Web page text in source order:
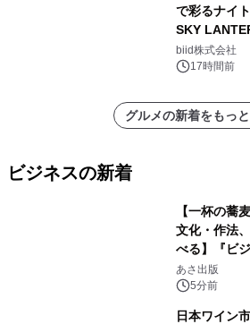
で彩るナイ
SKY
日(土)振替開
biid株式会社
17時間前
グルメの新着をもっ
ビジネスの新着
【一杯の蕎
文化・作法
べる】『ビ
養としての
（火）発売
あさ出版
5分前
日本ワイン